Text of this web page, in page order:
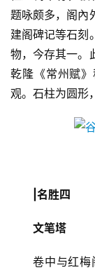
娱
乐
综
艺
题咏颇多，阁內
建阁碑记等石刻
物，今存其一。
乾隆《常州赋
观。石柱为圆形
|名胜四
文笔塔
卷中与红